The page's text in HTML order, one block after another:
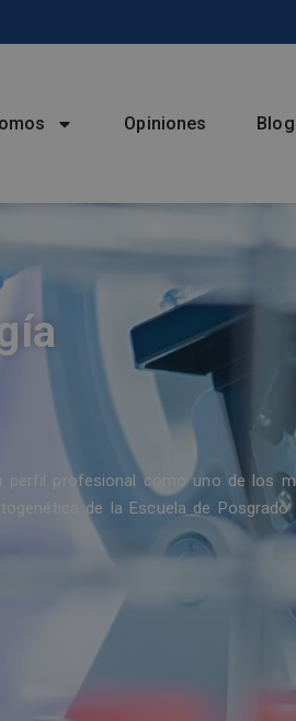
Opiniones Blog
profesional como uno de los
de la Escuela de Posgrado